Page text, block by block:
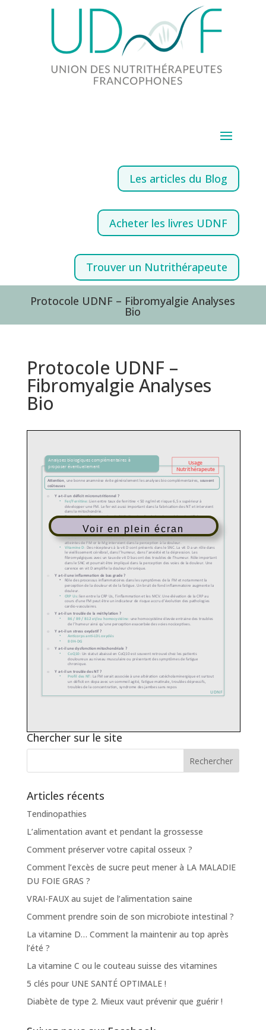
Les articles du Blog
Acheter les livres UDNF
Trouver un Nutrithérapeute
Protocole UDNF – Fibromyalgie Analyses
Bio
Protocole UDNF –
Fibromyalgie Analyses
Bio
Voir en plein écran
Chercher sur le site
Articles récents
Tendinopathies
L’alimentation avant et pendant la grossesse
Comment préserver votre capital osseux ?
Comment l’excès de sucre peut mener à LA MALADIE
DU FOIE GRAS ?
VRAI-FAUX au sujet de l’alimentation saine
Comment prendre soin de son microbiote intestinal ?
La vitamine D… Comment la maintenir au top après
l’été ?
La vitamine C ou le couteau suisse des vitamines
5 clés pour UNE SANTÉ OPTIMALE !
Diabète de type 2. Mieux vaut prévenir que guérir !